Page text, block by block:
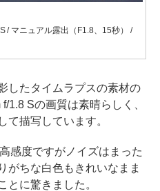
/ マニュアル露出（F1.8、15秒） /
したタイムラプスの素材の
1.8 Sの画質は素晴らしく、
て描写しています。
感度ですがノイズはまった
がちな白色もきれいなまま
とに驚きました。